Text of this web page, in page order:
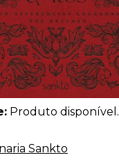
Produto disponível.
Sankto